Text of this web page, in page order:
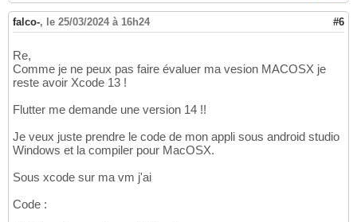
falco-, le 25/03/2024 à 16h24 #6
Re,
Comme je ne peux pas faire évaluer ma vesion MACOSX je
reste avoir Xcode 13 !
Flutter me demande une version 14 !!
Je veux juste prendre le code de mon appli sous android studio
Windows et la compiler pour MacOSX.
Sous xcode sur ma vm j'ai
Code :